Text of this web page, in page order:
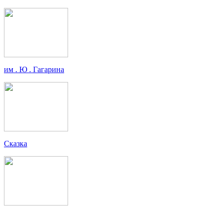
им . Ю . Гагарина
Сказка